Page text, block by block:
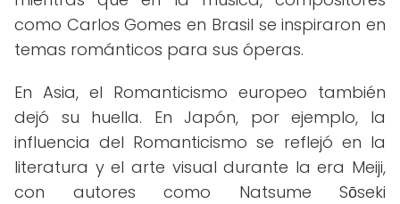
como Carlos Gomes en Brasil se inspiraron en
temas románticos para sus óperas.
En Asia, el Romanticismo europeo también
dejó su huella. En Japón, por ejemplo, la
influencia del Romanticismo se reflejó en la
literatura y el arte visual durante la era Meiji,
con autores como Natsume Sōseki